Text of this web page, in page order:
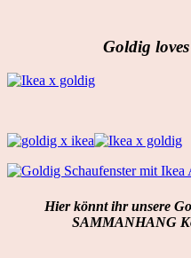
Goldig
Hier könnt ihr unsere
SAMMANHANG